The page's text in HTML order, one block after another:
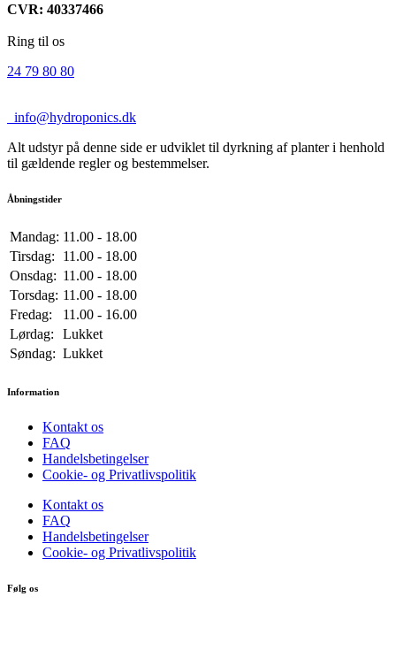
CVR: 40337466
Ring til os
24 79 80 80
info@hydroponics.dk
Alt udstyr på denne side er udviklet til dyrkning af planter i henhold
til gældende regler og bestemmelser.
Åbningstider
Mandag: 11.00 - 18.00
Tirsdag:
11.00 - 18.00
Onsdag: 11.00 - 18.00
Torsdag: 11.00 - 18.00
Fredag:
11.00 - 16.00
Lørdag:
Lukket
Søndag: Lukket
Information
Kontakt os
FAQ
Handelsbetingelser
Cookie- og Privatlivspolitik
Kontakt os
FAQ
Handelsbetingelser
Cookie- og Privatlivspolitik
Følg os